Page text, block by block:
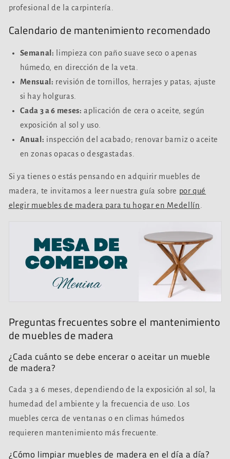
profesional de la carpintería.
Calendario de mantenimiento recomendado
Semanal:
limpieza con paño suave seco o apenas
húmedo, en dirección de la veta.
Mensual: revisión de tornillos, herrajes y patas; ajuste
si hay holguras.
Cada 3 a 6 meses: aplicación de cera o aceite, según
exposición al sol y uso.
Anual: inspección del acabado; renovar barniz o aceite
en zonas opacas o desgastadas.
Si ya tienes o estás pensando en adquirir muebles de
madera, te invitamos a leer nuestra guía sobre por qué
elegir muebles de madera para tu hogar en Medellín
Preguntas frecuentes sobre el mantenimiento
de muebles de madera
¿Cada cuánto se debe encerar o aceitar un mueble
de madera?
Cada 3 a 6 meses, dependiendo de la exposición al sol, la
humedad del ambiente y la frecuencia de uso. Los
muebles cerca de ventanas o en climas húmedos
requieren mantenimiento más frecuente.
¿Cómo limpiar muebles de madera en el día a día?